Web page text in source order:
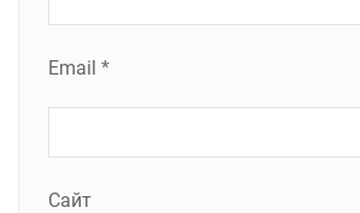
Email *
Сайт